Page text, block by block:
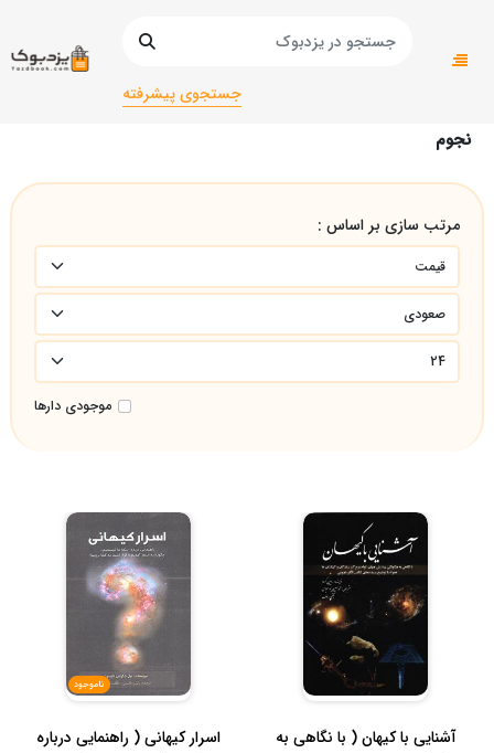
جستجوی پیشرفته
صفحه اصلی
نجوم
مرتب سازی بر اساس :
موجودی دارها
آشنایی با کیهان ( با نگاهی به
ناموجود
اسرار کیهانی ( راهنمایی درباره